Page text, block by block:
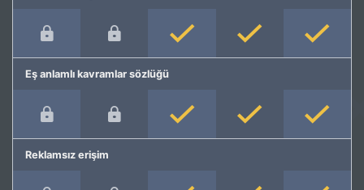
Eş anlamlı kavramlar sözlüğü
Reklamsız erişim